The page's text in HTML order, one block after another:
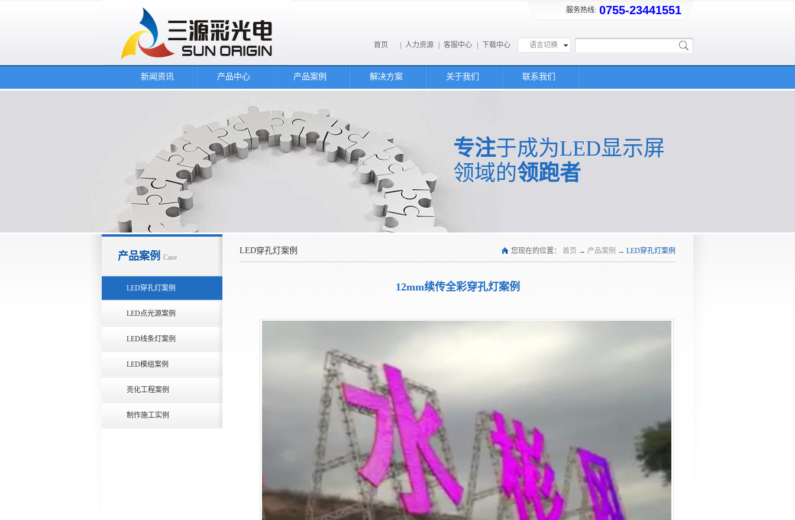
服务热线: 0755-23441551
语言切换
首页 人力资源 客服中心 下载中心
新闻资讯 产品中心 产品案例 解决方案 关于我们 联系我们
专注于成为LED显示屏
领域的领跑者
产品案例 Case
LED穿孔灯案例
LED点光源案例
LED线条灯案例
LED模组案例
亮化工程案例
制作施工实例
LED穿孔灯案例 您现在的位置： 首页 → 产品案例 → LED穿孔灯案例
12mm续传全彩穿孔灯案例